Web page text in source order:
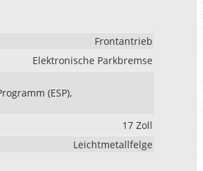
Frontantrieb
Elektronische Parkbremse
(ESP),
17 Zoll
Leichtmetallfelge